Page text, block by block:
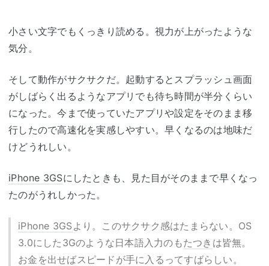
小さい文字でもくっきり読める。視力が上がったような
気分。
そして動作がサクサクだ。起動するとスプラッシュ画面
がしばらく出るようなアプリでも待ち時間が半分くらい
になった。今まで使っていたアプリや設定をそのまま移
行したので高速化を実感しやすい。早くなるのは地味だ
けどうれしい。
iPhone 3GSにしたときも、見た目がそのままで早くなっ
たのがうれしかった。
iPhone 3GSより。このサクサク感はたまらない。OS
3.0にした3Gのような日本語入力のもたつき は皆無。
お金を出せばスピードが手に入るってすばらしい。